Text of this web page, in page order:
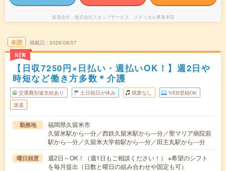
派遣会社 株式会社スタッフサービス メディカル事業本部
未読
NEW
掲載日 2026/08/07
【日収7250円×日払い・週払いOK！】週2日や
時短など働き方多数＊介護
交通費別途支給あり 土日祝日が休み 残業なし WEB登録OK
派遣
勤務地
福岡県久留米市
久留米駅から---分／西鉄久留米駅から---分／聖マリア病院前
駅から---分／久留米大学前駅から---分／田主丸駅から---分
曜日頻度
週2日～OK！（週1日もご相談ください！） ※希望のシフト
を毎月提出（日数と曜日の組み合わせや固定も可）